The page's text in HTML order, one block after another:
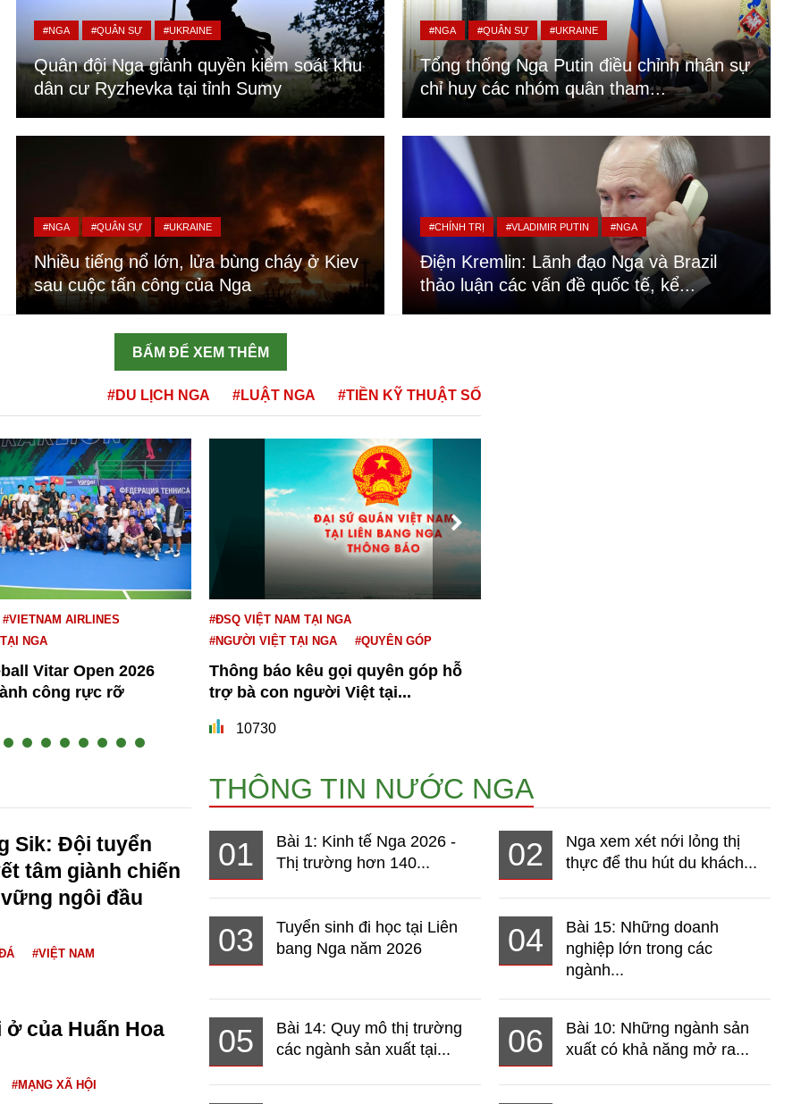
#NGA #QUÂN SỰ #UKRAINE
Quân đội Nga giành quyền kiểm soát khu
dân cư Ryzhevka tại tỉnh Sumy
#NGA #QUÂN SỰ #UKRAINE
Tổng thống Nga Putin điều chỉnh nhân sự
chỉ huy các nhóm quân tham...
#NGA #QUÂN SỰ #UKRAINE
Nhiều tiếng nổ lớn, lửa bùng cháy ở Kiev
sau cuộc tấn công của Nga
#CHÍNH TRỊ #VLADIMIR PUTIN #NGA
Điện Kremlin: Lãnh đạo Nga và Brazil
thảo luận các vấn đề quốc tế, kể...
BẤM ĐỂ XEM THÊM
#DU LỊCH NGA #LUẬT NGA #TIỀN KỸ THUẬT SỐ
#VIETNAM AIRLINES
NGA
Vitar Open 2026
công rực rỡ
#ĐSQ VIỆT NAM TẠI NGA
#NGƯỜI VIỆT TẠI NGA
#QUYÊN GÓP
Thông báo kêu gọi quyên góp hỗ
trợ bà con người Việt tại...
10730
Sik: Đội tuyển
tâm giành chiến
ngôi đầu
#VIỆT NAM
của Huấn Hoa
#MẠNG XÃ HỘI
THÔNG TIN NƯỚC NGA
01
Bài 1: Kinh tế Nga 2026 -
Thị trường hơn 140...
02
Nga xem xét nới lỏng thị
thực để thu hút du khách...
03
Tuyển sinh đi học tại Liên
bang Nga năm 2026
04
Bài 15: Những doanh
nghiệp lớn trong các
ngành...
05
Bài 14: Quy mô thị trường
các ngành sản xuất tại...
06
Bài 10: Những ngành sản
xuất có khả năng mở ra...